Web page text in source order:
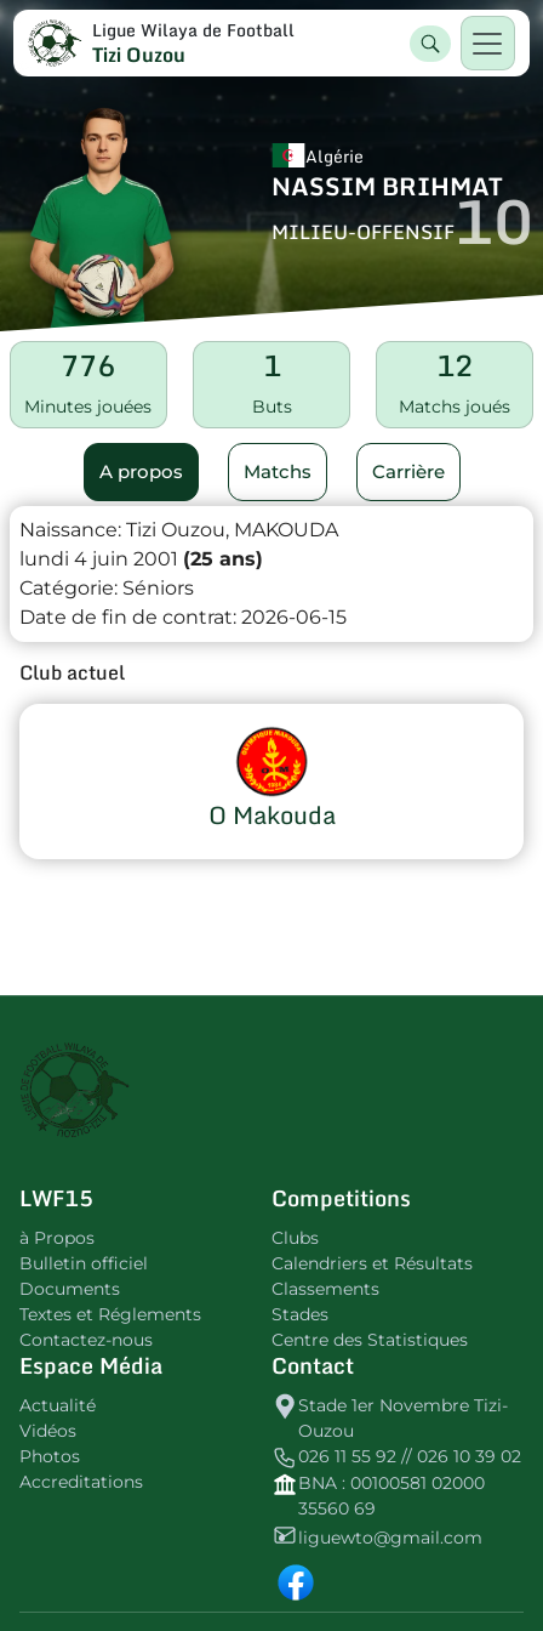
Ligue Wilaya de Football
Tizi Ouzou
Algérie
NASSIM BRIHMAT
MILIEU-OFFENSIF10
776
Minutes jouées
1
Buts
12
Matchs joués
A propos Matchs Carrière
Naissance: Tizi Ouzou, MAKOUDA
lundi 4 juin 2001 (25 ans)
Catégorie: Séniors
Date de fin de contrat: 2026-06-15
Club actuel
O Makouda
LWF15
à Propos
Bulletin officiel
Documents
Textes et Réglements
Contactez-nous
Competitions
Clubs
Calendriers et Résultats
Classements
Stades
Centre des Statistiques
Espace Média
Actualité
Vidéos
Photos
Accreditations
Contact
Stade 1er Novembre Tizi-
Ouzou
026 11 55 92 // 026 10 39 02
BNA : 00100581 02000
35560 69
liguewto@gmail.com